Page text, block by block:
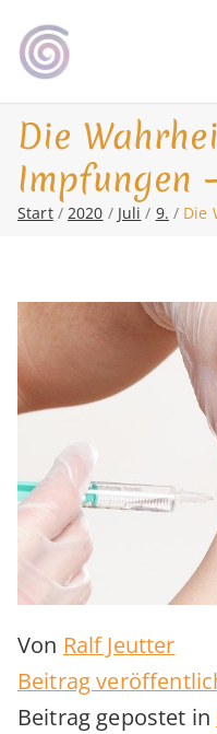
Inhalt
springen
Change
∞ Classical
Die
Impfungen
Start 2020 Juli 9. Die
Von Ralf Jeutter
Beitrag
Beitrag gepostet in